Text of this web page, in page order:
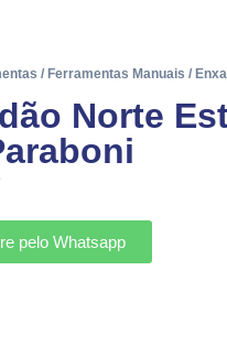
/ Ferramentas Manuais /
Norte
pelo Whatsapp